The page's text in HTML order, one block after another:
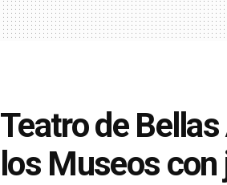
Teatro de
los Museos